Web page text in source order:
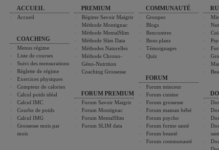
ACCUEIL
Accueil
COACHING
Menus régime
Liste de courses
Suivi des mensurations
Réglette de régime
Exercices physiques
Compteur de calories
Calcul poids idéal
Calcul IMC
Courbe de poids
Calcul IMG
Grossesse mois par
mois
PREMIUM
Régime Savoir Maigrir
Méthode Montignac
Méthode MentalSlim
Méthode Slim Data
Méthodes Naturelles
Méthode Chrono-
Géno-Nutrition
Coaching Grossesse
FORUM PREMIUM
Forum Savoir Maigrir
Forum Montignac
Forum MentalSlim
Forum SLIM data
COMMUNAUTÉ
Groupes
Blogs
Rencontres
Bons plans
Témoignages
Quiz
FORUM
Forum minceur
Forum cuisine
Forum grossesse
Forum maman bébé
Forum psycho
Forum forme santé
Forum beauté
Forum communauté